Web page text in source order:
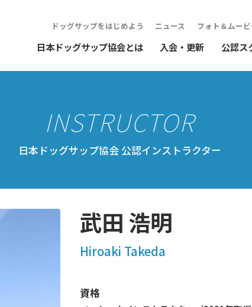
日本ドッグサップ協会とは 入会・更新 公認ス
ドッグサップをはじめよう ニュース フォト＆ムー
日本ドッグサップ協会 公認インストラクター
武田 浩明
Hiroaki Takeda
資格